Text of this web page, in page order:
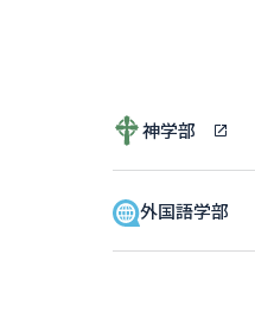
神学部
外国語学部